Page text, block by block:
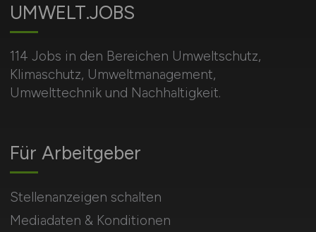
UMWELT.JOBS
114 Jobs in den Bereichen Umweltschutz,
Klimaschutz, Umweltmanagement,
Umwelttechnik und Nachhaltigkeit.
Für Arbeitgeber
Stellenanzeigen schalten
Mediadaten & Konditionen